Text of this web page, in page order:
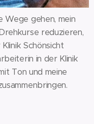
Wege gehen, mein
reduzieren,
Schönsicht
in der Klinik
Ton und meine